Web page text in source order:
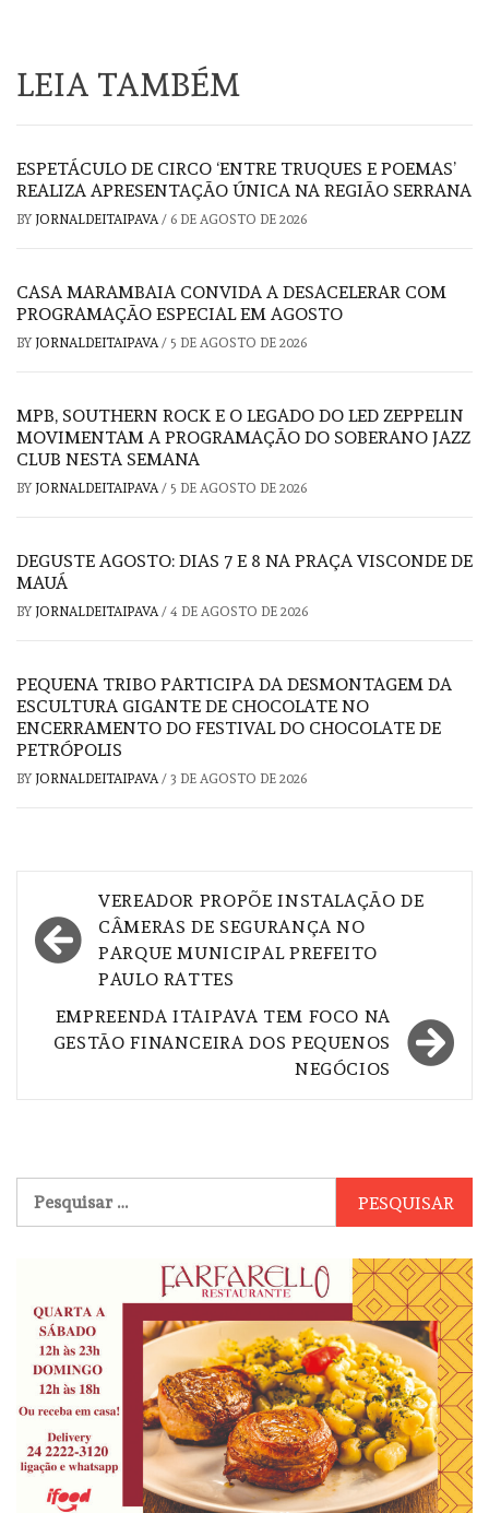
LEIA TAMBÉM
ESPETÁCULO DE CIRCO ‘ENTRE TRUQUES E POEMAS’
REALIZA APRESENTAÇÃO ÚNICA NA REGIÃO SERRANA
BY JORNALDEITAIPAVA / 6 DE AGOSTO DE 2026
CASA MARAMBAIA CONVIDA A DESACELERAR COM
PROGRAMAÇÃO ESPECIAL EM AGOSTO
BY JORNALDEITAIPAVA / 5 DE AGOSTO DE 2026
MPB, SOUTHERN ROCK E O LEGADO DO LED ZEPPELIN
MOVIMENTAM A PROGRAMAÇÃO DO SOBERANO JAZZ
CLUB NESTA SEMANA
BY JORNALDEITAIPAVA / 5 DE AGOSTO DE 2026
DEGUSTE AGOSTO: DIAS 7 E 8 NA PRAÇA VISCONDE DE
MAUÁ
BY JORNALDEITAIPAVA / 4 DE AGOSTO DE 2026
PEQUENA TRIBO PARTICIPA DA DESMONTAGEM DA
ESCULTURA GIGANTE DE CHOCOLATE NO
ENCERRAMENTO DO FESTIVAL DO CHOCOLATE DE
PETRÓPOLIS
BY JORNALDEITAIPAVA / 3 DE AGOSTO DE 2026
Navegação
de
Post
VEREADOR PROPÕE INSTALAÇÃO DE
CÂMERAS DE SEGURANÇA NO
PARQUE MUNICIPAL PREFEITO
PAULO RATTES
EMPREENDA ITAIPAVA TEM FOCO NA
GESTÃO FINANCEIRA DOS PEQUENOS
NEGÓCIOS
por: